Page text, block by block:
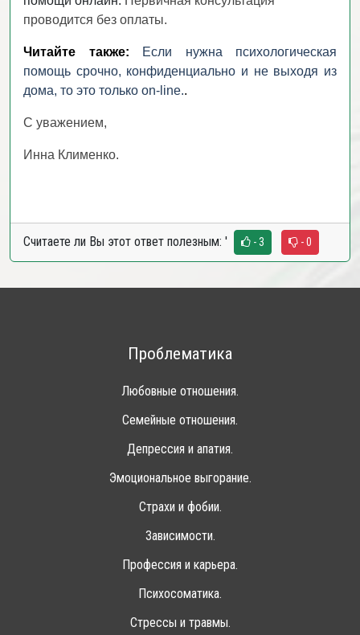
проводится без оплаты.
Читайте также:
Если нужна психологическая
помощь срочно, конфиденциально и не выходя из
дома, то это только on-line..
С уважением,
Инна Клименко.
Считаете ли Вы этот ответ полезным: ' - 3 - 0
Проблематика
Любовные отношения.
Семейные отношения.
Депрессия и апатия.
Эмоциональное выгорание.
Страхи и фобии.
Зависимости.
Профессия и карьера.
Психосоматика.
Стрессы и травмы.